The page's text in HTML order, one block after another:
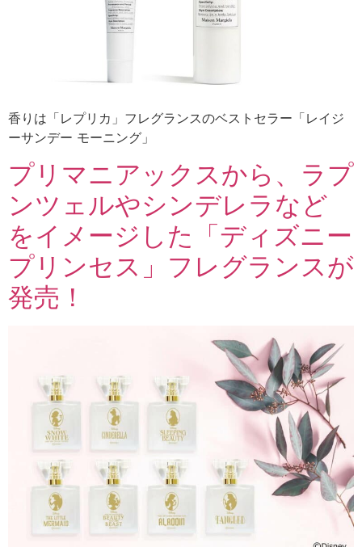
香りは「レプリカ」フレグランスのベストセラー「レイジ
ーサンデー モーニング」
プリマニアックスから、ラプ
ンツェルやシンデレラなど
をイメージした「ディズニー
プリンセス」フレグランスが
発売！